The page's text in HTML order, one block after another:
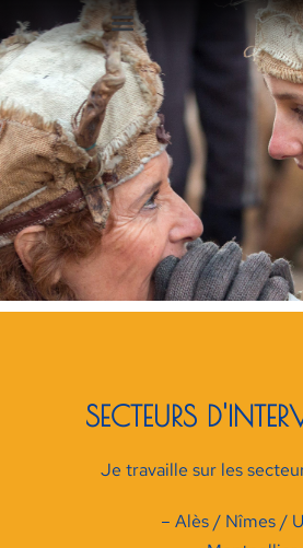
SECTEURS
Je travaille sur les
– Alès / Nîmes /